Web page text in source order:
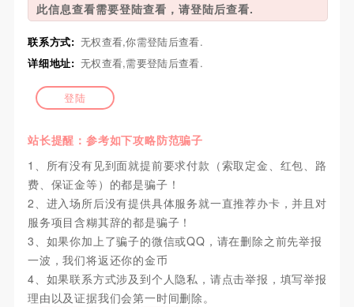
此信息查看需要登陆查看，请登陆后查看.
联系方式: 无权查看,你需登陆后查看.
详细地址: 无权查看,需要登陆后查看.
登陆
站长提醒：参考如下攻略防范骗子
1、所有没有见到面就提前要求付款（索取定金、红包、路
费、保证金等）的都是骗子！
2、进入场所后没有提供具体服务就一直推荐办卡，并且对
服务项目含糊其辞的都是骗子！
3、如果你加上了骗子的微信或QQ，请在删除之前先举报
一波，我们将返还你的金币
4、如果联系方式涉及到个人隐私，请点击举报，填写举报
理由以及证据我们会第一时间删除。